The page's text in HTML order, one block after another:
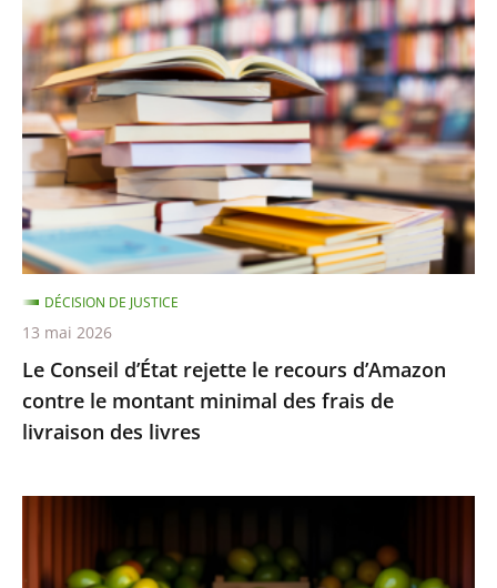
la
République
qui
est
liée
aux
relations
interna...
Conseil
d’État
rejette
le
recours
d’Amazon
contre
le
montant
minimal
des
frais
de
livraison
livres
Le Conseil d’État rejette le recours d’Amazon
contre le montant minimal des frais de
livraison des livres
DÉCISION DE JUSTICE
13 mai 2026
légumes